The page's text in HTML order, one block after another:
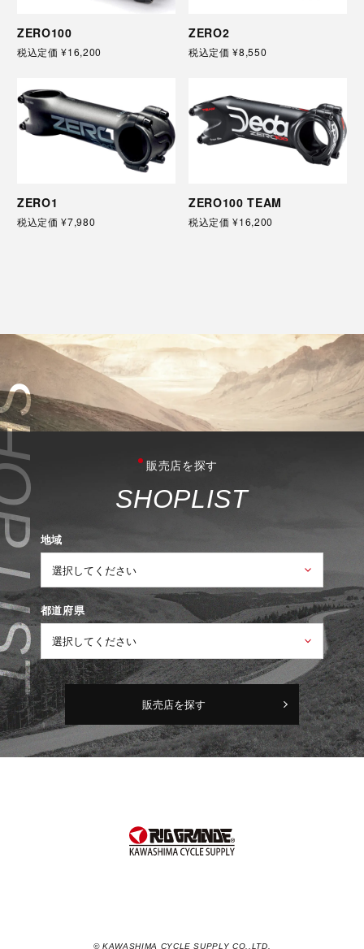
ZERO100
税込定価¥16,200
ZERO2
税込定価¥8,550
ZERO1
税込定価¥7,980
ZERO100 TEAM
税込定価¥16,200
販売店を探す
SHOPLIST
地域
都道府県
販売店を探す
© KAWASHIMA CYCLE SUPPLY CO.,LTD.